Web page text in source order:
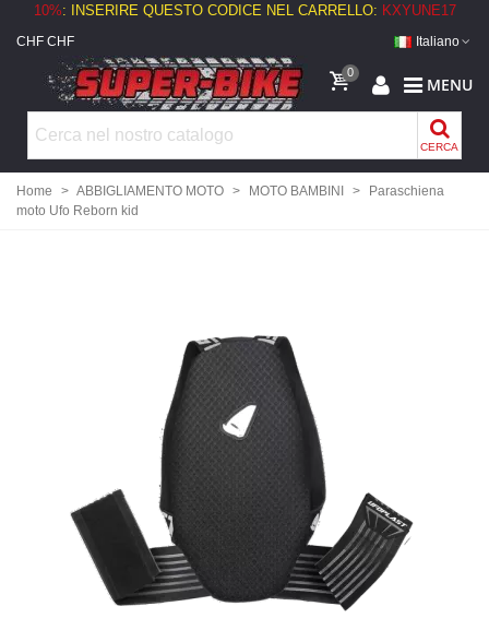
10%: INSERIRE QUESTO CODICE NEL CARRELLO: KXYUNE17
CHF CHF Italiano
0
MENU
CERCA
Home > ABBIGLIAMENTO MOTO > MOTO BAMBINI >
Paraschiena
moto Ufo Reborn kid